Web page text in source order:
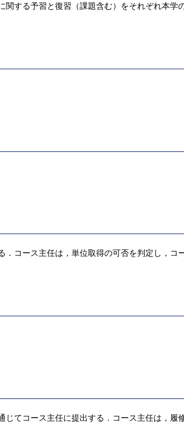
する予習と復習（課題含む）をそれぞれ本学
コース主任は，単位取得の可否を判定し，コ
てコース主任に提出する．コース主任は，